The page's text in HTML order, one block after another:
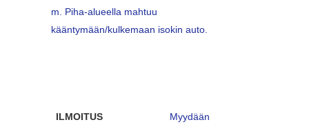
m. Piha-alueella mahtuu
kääntymään/kulkemaan isokin auto.
ILMOITUS Myydään